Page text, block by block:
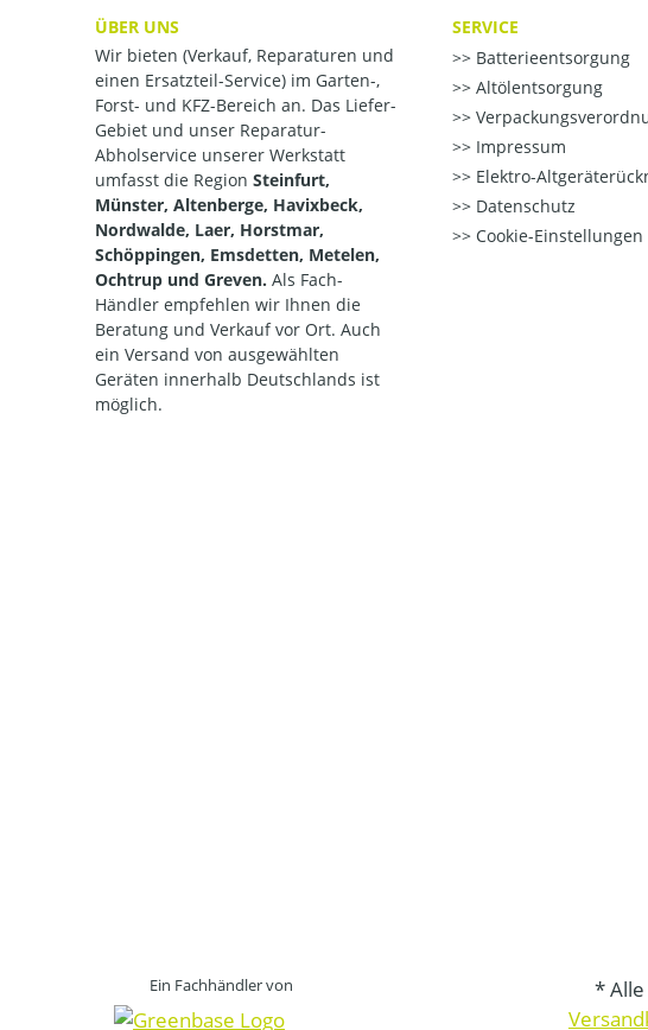
ÜBER UNS
Wir bieten (Verkauf, Reparaturen und
einen Ersatzteil-Service) im Garten-,
Forst- und KFZ-Bereich an. Das Liefer-
Gebiet und unser Reparatur-
Abholservice unserer Werkstatt
umfasst die Region Steinfurt,
Münster, Altenberge, Havixbeck,
Nordwalde, Laer, Horstmar,
Schöppingen, Emsdetten, Metelen,
Ochtrup und Greven. Als Fach-
Händler empfehlen wir Ihnen die
Beratung und Verkauf vor Ort. Auch
ein Versand von ausgewählten
Geräten innerhalb Deutschlands ist
möglich.
SERVICE
Batterieentsorgung
Altölentsorgung
Impressum
Elektro-
Datenschutz
Cookie-Einstellungen
Ein Fachhändler von
*